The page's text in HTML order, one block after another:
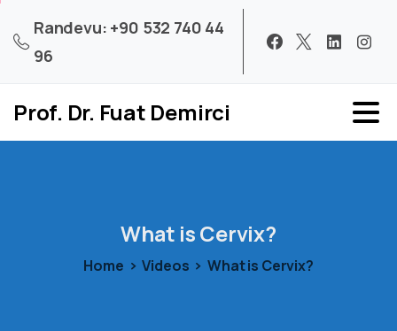
Randevu: +90 532 740 44
96
Prof. Dr. Fuat Demirci
What isCervix?
Home Videos What is Cervix?